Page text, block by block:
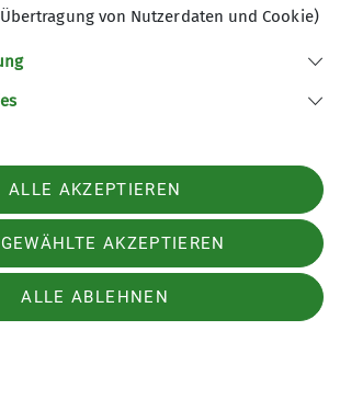
Sattel und von dort weiter
wir dann unsere Mittagsrast
vorm Sattel vorm Törlkopf.
erreichten wir den
auf dem wir nochmals
Im Abstieg kamen wir am
vorbei. Beim Mitterkaser füllten
Trinkvorräte auf. Am Auto
dann doch etwas mehr als
und gut 14 km auf dem Navi.
von Nutzerdaten und Cookie)
ALLE AKZEPTIEREN
AKZEPTIEREN
ALLE ABLEHNEN